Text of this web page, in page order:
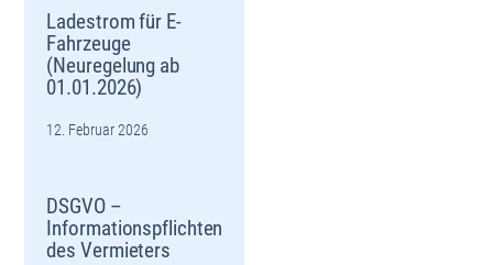
Ladestrom für E-
Fahrzeuge
(Neuregelung ab
01.01.2026)
12. Februar 2026
DSGVO –
Informationspflichten
des Vermieters